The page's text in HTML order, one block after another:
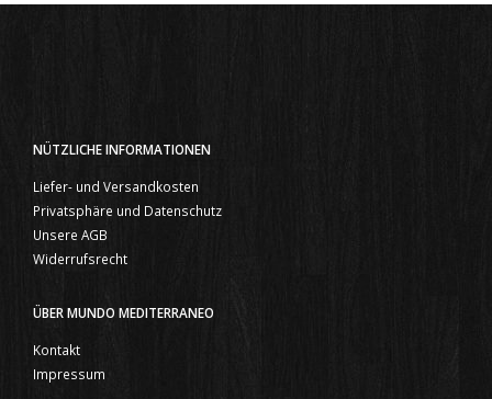
NÜTZLICHE INFORMATIONEN
Liefer- und Versandkosten
Privatsphäre und Datenschutz
Unsere AGB
Widerrufsrecht
ÜBER MUNDO MEDITERRANEO
Kontakt
Impressum